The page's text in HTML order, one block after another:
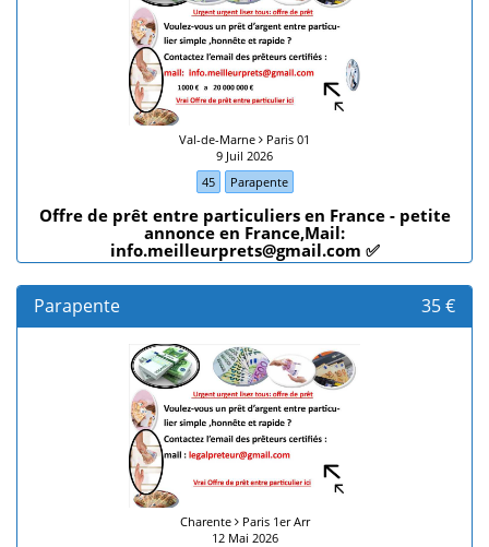
Val-de-Marne
Paris 01
9 Juil 2026
45
Parapente
Offre de prêt entre particuliers en France - petite
annonce en France,Mail:
info.meilleurprets@gmail.com ✅
Parapente 35 €
Charente Paris 1er Arr
12 Mai 2026